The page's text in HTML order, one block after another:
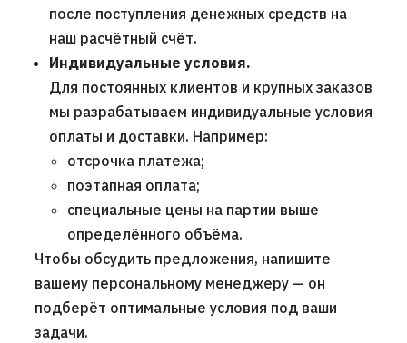
после поступления денежных средств на
наш расчётный счёт.
Индивидуальные условия.
Для постоянных клиентов и крупных заказов
мы разрабатываем индивидуальные условия
оплаты и доставки. Например:
отсрочка платежа;
поэтапная оплата;
специальные цены на партии выше
определённого объёма.
Чтобы обсудить предложения, напишите
вашему персональному менеджеру — он
подберёт оптимальные условия под ваши
задачи.